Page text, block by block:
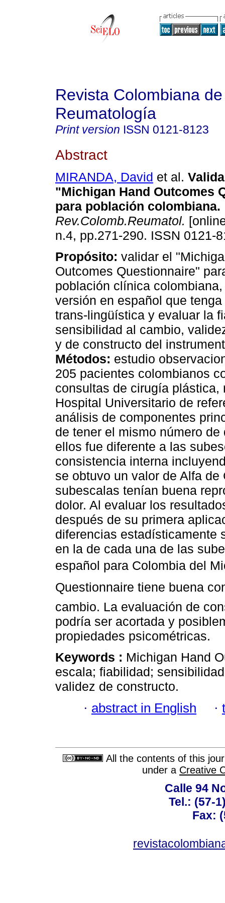
Revista Colombiana de
Reumatología
Print version ISSN 0121-8123
Abstract
MIRANDA, David et al.
"Michigan Hand Outcomes
para población colombiana.
Rev.Colomb.Reumatol.
n.4, pp.271-290. ISSN 0121-
Propósito: validar el
Outcomes Questionnaire"
población clínica
versión en español que
trans-lingüística y evaluar la
sensibilidad al cambio,
y de constructo del
Métodos: estudio
205 pacientes colombianos
consultas de cirugía
Hospital Universitario de
análisis de componentes
de tener el mismo número
ellos fue diferente a las
consistencia interna
se obtuvo un valor de Alfa
subescalas tenían buena
dolor. Al evaluar los
después de su primera
diferencias estadísticamente
en la de cada una de las
español para Colombia del
Questionnaire tiene buena
cambio. La evaluación de
podría ser acortada y
propiedades psicométricas.
Keywords : Michigan Hand
escala; fiabilidad;
validez de constructo.
· abstract in English ·
All the contents of this
under a Creative
Calle 94
Tel.: (57-
Fax: